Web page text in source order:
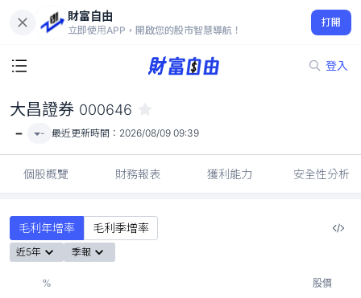
財富自由
立即使用APP，開啟您的股市智慧導航！
打開
登入
-
大昌證券 000646
- - 最近更新時間： 2026/08/09 09:39
個股概覽 財務報表 獲利能力 安全性分析
毛利年增率 毛利季增率
近5年 季報